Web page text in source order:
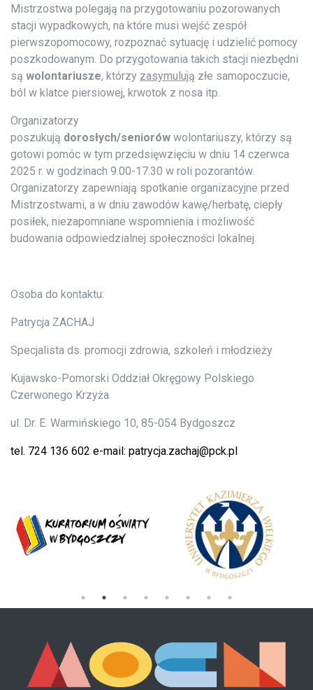
Mistrzostwa polegają na przygotowaniu pozorowanych
stacji wypadkowych, na które musi wejść zespół
pierwszopomocowy, rozpoznać sytuację i udzielić pomocy
poszkodowanym. Do przygotowania takich stacji niezbędni
są wolontariusze, którzy zasymulują złe samopoczucie,
ból w klatce piersiowej, krwotok z nosa itp.
Organizatorzy
poszukują dorosłych/seniorów wolontariuszy, którzy są
gotowi pomóc w tym przedsięwzięciu w dniu 14 czerwca
2025 r. w godzinach 9.00-17.30 w roli pozorantów.
Organizatorzy zapewniają spotkanie organizacyjne przed
Mistrzostwami, a w dniu zawodów kawę/herbatę, ciepły
posiłek, niezapomniane wspomnienia i możliwość
budowania odpowiedzialnej społeczności lokalnej.
Osoba do kontaktu:
Patrycja ZACHAJ
Specjalista ds. promocji zdrowia, szkoleń i młodzieży
Kujawsko-Pomorski Oddział Okręgowy Polskiego
Czerwonego Krzyża
ul. Dr. E. Warmińskiego 10, 85-054 Bydgoszcz
tel. 724 136 602 e-mail: patrycja.zachaj@pck.pl